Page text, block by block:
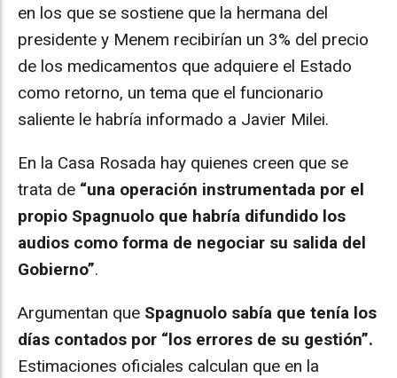
en los que se sostiene que la hermana del
presidente y Menem recibirían un 3% del precio
de los medicamentos que adquiere el Estado
como retorno, un tema que el funcionario
saliente le habría informado a Javier Milei.
En la Casa Rosada hay quienes creen que se
trata de “una operación instrumentada por el
propio Spagnuolo que habría difundido los
audios como forma de negociar su salida del
Gobierno”.
Argumentan que Spagnuolo sabía que tenía los
días contados por “los errores de su gestión”.
Estimaciones oficiales calculan que en la